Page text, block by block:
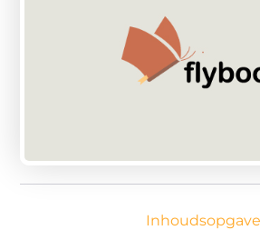
Inhoudsopgave